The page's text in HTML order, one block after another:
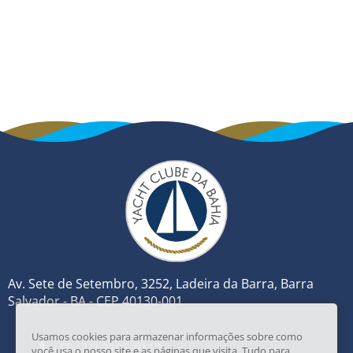
Av. Sete de Setembro, 3252, Ladeira da Barra, Barra
Salvador - BA - CEP 40130-001
+55 (71) 2105 9112
Usamos cookies para armazenar informações sobre como